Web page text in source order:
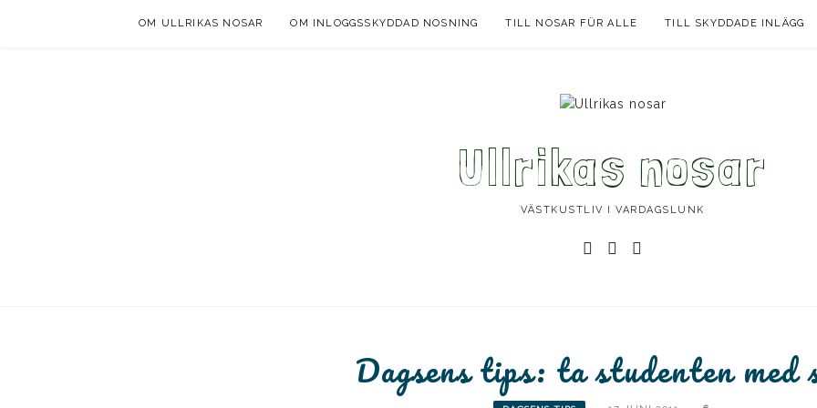
OM ULLRIKAS NOSAR OM INLOGGSSKYDDAD NOSNING TILL NOSAR FÜR ALLE TILL SKYDDADE INLÄGG
Ullrikas nosar
VÄSTKUSTLIV I VARDAGSLUNK
Instagram
Facebook
Dagsens tips: ta studenten